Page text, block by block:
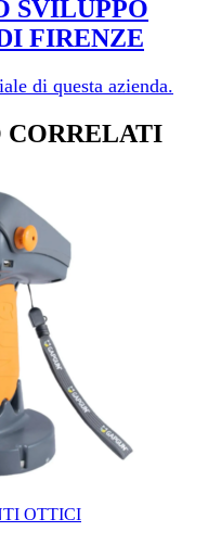
SVILUPPO
FI­RENZE
di questa azienda.
OTTICI